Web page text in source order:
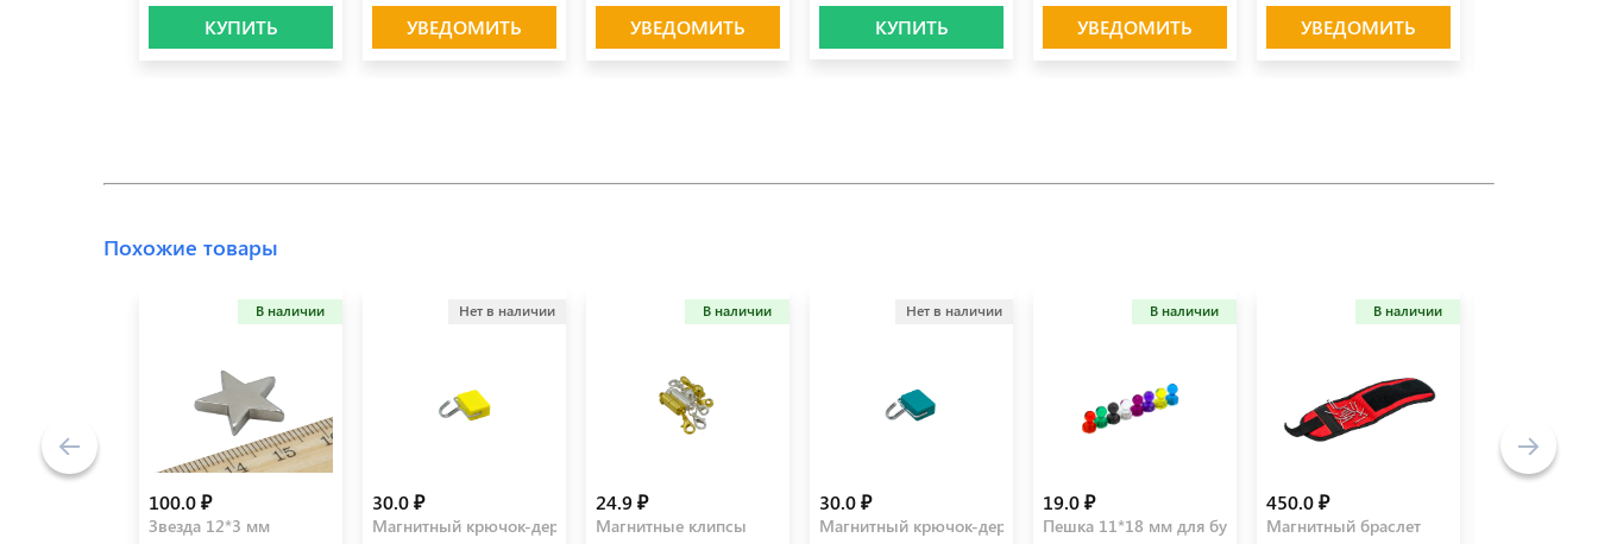
КУПИТЬ УВЕДОМИТЬ УВЕДОМИТЬ КУПИТЬ УВЕДОМИТЬ УВЕДОМИТЬ
Похожие товары
В наличии
100.0 ₽
Звезда 12*3 мм
Нет в наличии
30.0 ₽
Магнитный крючок-держатель желтый
В наличии
24.9 ₽
Магнитные клипсы
Нет в наличии
30.0 ₽
Магнитный крючок-держатель бирюзовый
В наличии
19.0 ₽
Пешка 11*18 мм для бумаги
В наличии
450.0 ₽
Магнитный браслет